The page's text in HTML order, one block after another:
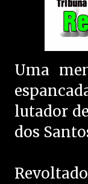
Uma
lutador
dos